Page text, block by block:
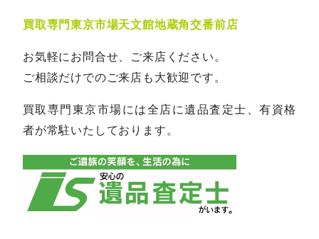
買取専門東京市場天文館地蔵角交番前店
お気軽にお問合せ、ご来店ください。
ご相談だけでのご来店も大歓迎です。
買取専門東京市場には全店に遺品査定士、有資格
者が常駐いたしております。